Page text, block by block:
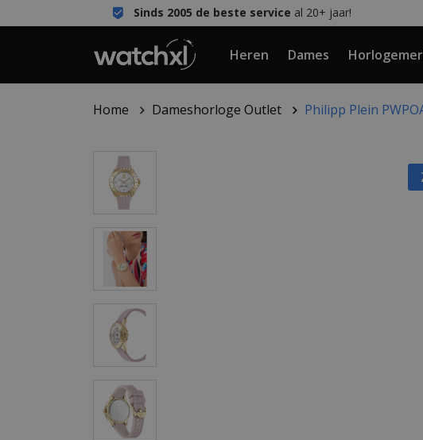
Sinds 2005 de beste service al 20+ jaar!
Heren Dames
Home Dameshorloge Outlet Philipp Plein